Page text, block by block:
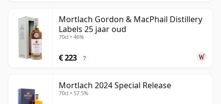
Mortlach Gordon & MacPhail Distillery
Labels 25 jaar oud
70cl • 46%
€ 223 ?
Mortlach 2024 Special Release
70cl • 57.5%